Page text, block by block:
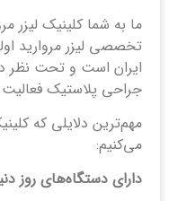
ما به شما کلینیک لیزر
تخصصی لیزر مروارید
ایران است و تحت نظر
جراحی پلاستیک
مهم‌ترین دلایلی که
می‌کنیم:
دارای دستگاه‌های روز